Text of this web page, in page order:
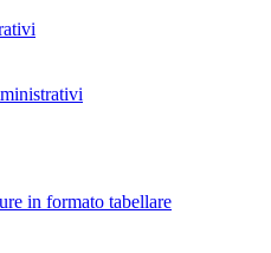
in formato tabellare